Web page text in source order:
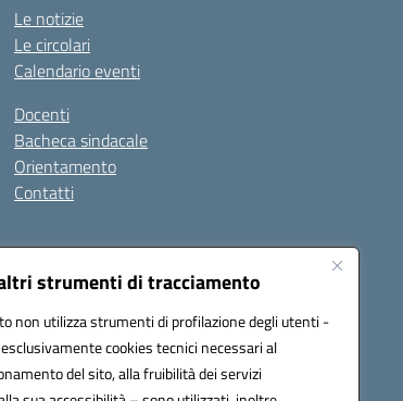
strumenti di tracciamento
non utilizza strumenti di profilazione degli utenti -
cookies tecnici necessari al
del sito, alla fruibilità dei servizi
Le notizie
Le circolari
Calendario eventi
Docenti
Bacheca sindacale
Orientamento
Contatti